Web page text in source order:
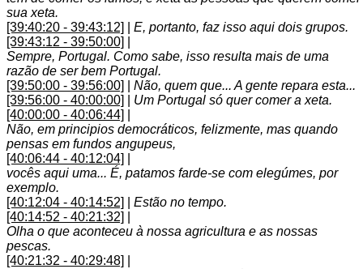
sua xeta.
[39:40:20 - 39:43:12]
E, portanto, faz isso aqui dois grupos.
[39:43:12 - 39:50:00]
Sempre, Portugal. Como sabe, isso resulta mais de uma
razão de ser bem Portugal.
[39:50:00 - 39:56:00]
Não, quem que... A gente repara esta...
[39:56:00 - 40:00:00]
Um Portugal só quer comer a xeta.
[40:00:00 - 40:06:44]
Não, em principios democráticos, felizmente, mas quando
pensas em fundos angupeus,
[40:06:44 - 40:12:04]
vocês aqui uma... É, patamos farde-se com elegúmes, por
exemplo.
[40:12:04 - 40:14:52]
Estão no tempo.
[40:14:52 - 40:21:32]
Olha o que aconteceu à nossa agricultura e as nossas
pescas.
[40:21:32 - 40:29:48]